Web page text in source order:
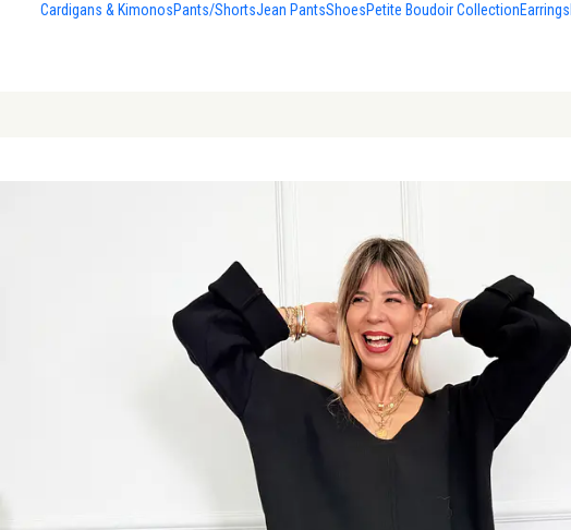
Cardigans & KimonosPants/ShortsJean PantsShoesPetite Boudoir CollectionEarrings